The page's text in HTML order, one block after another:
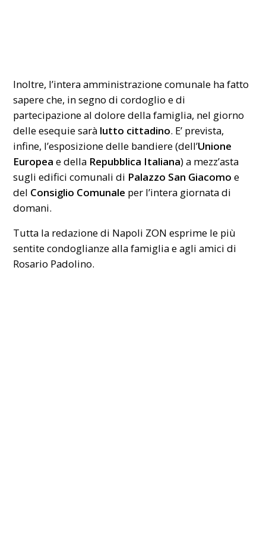
Inoltre, l’intera amministrazione comunale ha fatto
sapere che, in segno di cordoglio e di
partecipazione al dolore della famiglia, nel giorno
delle esequie sarà lutto cittadino. E’ prevista,
infine, l’esposizione delle bandiere (dell’Unione
Europea e della Repubblica Italiana) a mezz’asta
sugli edifici comunali di Palazzo San Giacomo e
del Consiglio Comunale per l’intera giornata di
domani.
Tutta la redazione di Napoli ZON esprime le più
sentite condoglianze alla famiglia e agli amici di
Rosario Padolino.